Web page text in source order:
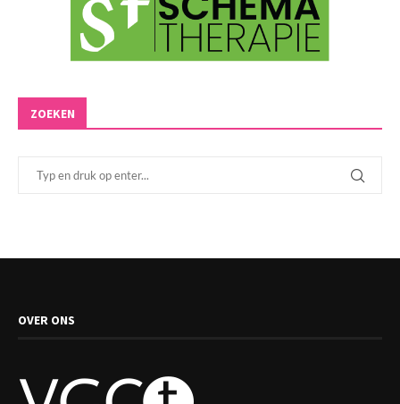
ZOEKEN
OVER ONS